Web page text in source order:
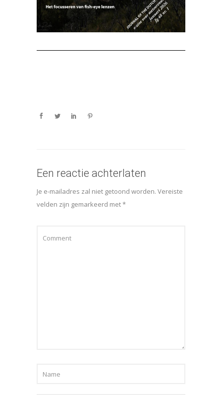
Een reactie achterlaten
Je e-mailadres zal niet getoond worden. Vereiste
velden zijn gemarkeerd met*